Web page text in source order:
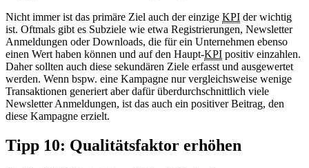
Nicht immer ist das primäre Ziel auch der einzige KPI der wichtig
ist. Oftmals gibt es Subziele wie etwa Registrierungen, Newsletter
Anmeldungen oder Downloads, die für ein Unternehmen ebenso
einen Wert haben können und auf den Haupt-KPI positiv einzahlen.
Daher sollten auch diese sekundären Ziele erfasst und ausgewertet
werden. Wenn bspw. eine Kampagne nur vergleichsweise wenige
Transaktionen generiert aber dafür überdurchschnittlich viele
Newsletter Anmeldungen, ist das auch ein positiver Beitrag, den
diese Kampagne erzielt.
Tipp 10: Qualitätsfaktor erhöhen